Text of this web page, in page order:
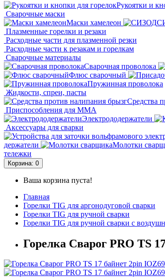
Рукоятки и
Сварочные маски
Маски хамелеон
Плазменные горелки и резаки
Расходные части для плазменной резки
Расходные части к резакам и горелкам
Сварочные материалы
Сварочная проволока
Флюс сварочный
Пружинная проволока
Жидкости, спреи, пасты
Средства
Приспособления для ММА
Электрододержатели
Аксессуары для сварки
держатели
Молотки
тележки
Корзина: 0
Ваша корзина пуста!
Главная
Горелки TIG для аргонодуговой сварки
Горелки TIG для ручной сварки
Горелки TIG для ручной сварки с
Горелка Сварог PRO TS